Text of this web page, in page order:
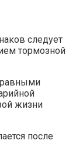
следует
тормозной
жизни
после